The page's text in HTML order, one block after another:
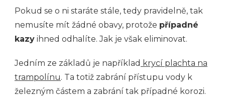
Pokud se o ni staráte stále, tedy pravidelně, tak
nemusíte mít žádné obavy, protože případné
kazy ihned odhalíte. Jak je však eliminovat.
Jedním ze základů je například krycí plachta na
trampolínu. Ta totiž zabrání přístupu vody k
železným částem a zabrání tak případné korozi.